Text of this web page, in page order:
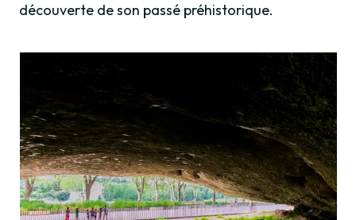
découverte de son passé préhistorique.